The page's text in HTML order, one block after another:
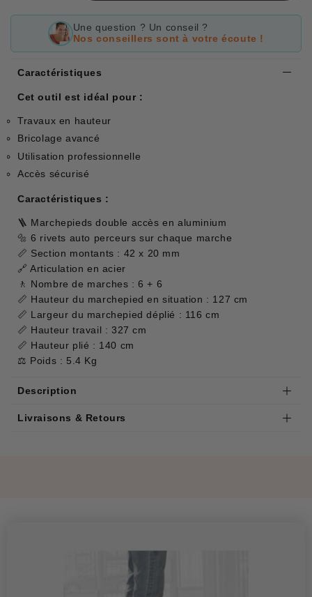
Une question ? Un conseil ?
Nos conseillers sont à votre écoute !
Caractéristiques
Cet outil est idéal pour :
Travaux en hauteur
Bricolage avancé
Utilisation professionnelle
Accès sécurisé
Caractéristiques :
🪜 Marchepieds double accès en aluminium
🔩 6 rivets auto perceurs sur chaque marche
📏 Section montants : 42 x 20 mm
🔗 Articulation en acier
🚶 Nombre de marches : 6 + 6
📏 Hauteur du marchepied en situation : 127 cm
📏 Largeur du marchepied déplié : 116 cm
📏 Hauteur travail : 327 cm
📏 Hauteur plié : 140 cm
⚖️ Poids : 5.4 Kg
Description
Livraisons & Retours